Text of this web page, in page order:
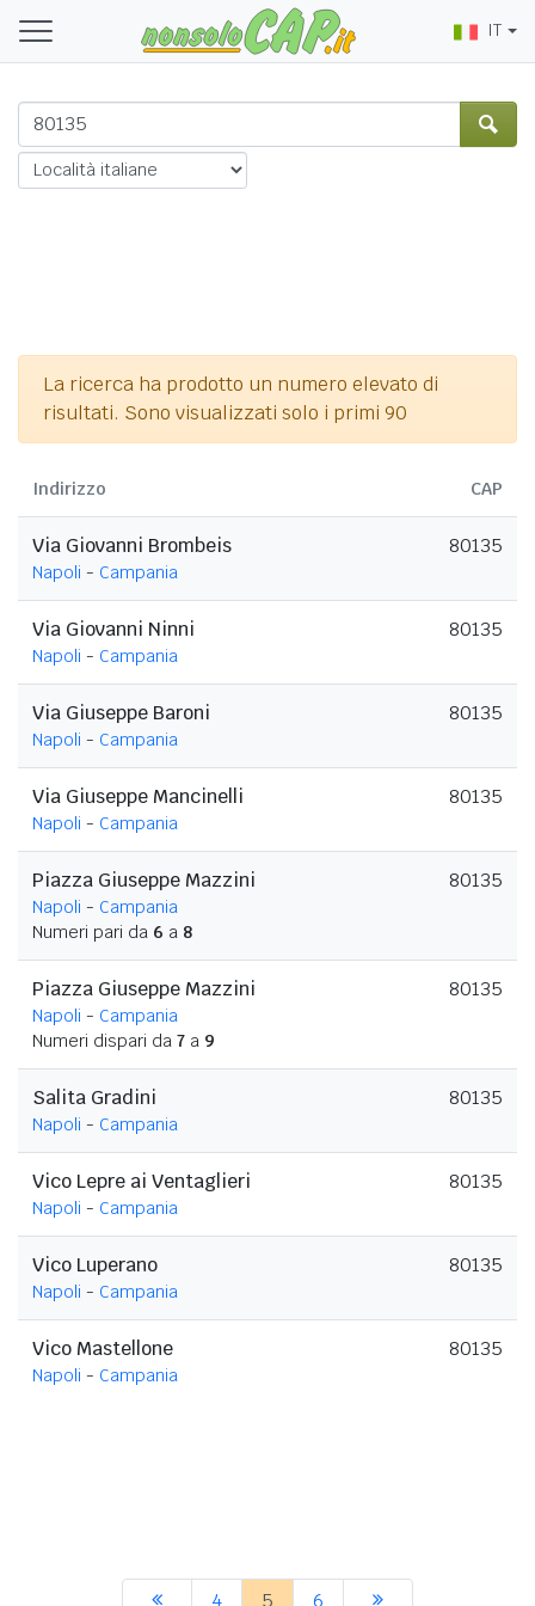
IT
La ricerca ha prodotto un numero elevato di
risultati. Sono visualizzati solo i primi 90
Indirizzo CAP
Via Giovanni Brombeis
Napoli - Campania
80135
Via Giovanni Ninni
Napoli - Campania
80135
Via Giuseppe Baroni
Napoli - Campania
80135
Via Giuseppe Mancinelli
Napoli - Campania
80135
Piazza Giuseppe Mazzini
Napoli - Campania
Numeri pari da 6 a 8
80135
Piazza Giuseppe Mazzini
Napoli - Campania
Numeri dispari da 7 a 9
80135
Salita Gradini
Napoli - Campania
80135
Vico Lepre ai Ventaglieri
Napoli - Campania
80135
Vico Luperano
Napoli - Campania
80135
Vico Mastellone
Napoli - Campania
80135
4 5 6